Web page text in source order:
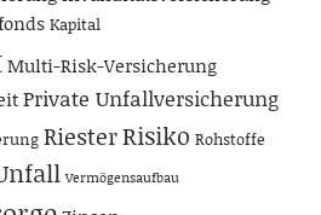
Kapital
Multi-Risk-Versicherung
Private Unfallversicherung
RiesterRisiko Rohstoffe
Vermögensaufbau